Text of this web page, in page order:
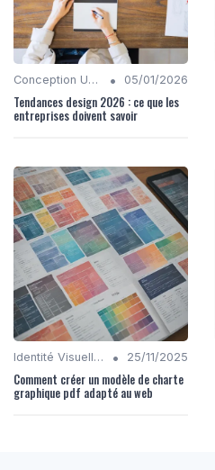
Conception UX/UI • 05/01/2026
Tendances design 2026 : ce que les
entreprises doivent savoir
Identité Visuelle et Branding • 25/11/2025
Comment créer un modèle de charte
graphique pdf adapté au web